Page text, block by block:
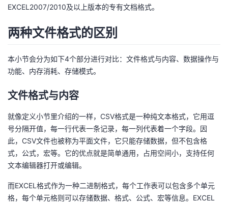
EXCEL2007/2010及以上版本的专有文档格式。
两种文件格式的区别
本小节会分为如下4个部分进行对比：文件格式与内容、数据操作与
功能、内存消耗、存储模式。
文件格式与内容
就像定义小节里介绍的一样，CSV格式是一种纯文本格式，它用逗
号分隔开值，每一行代表一条记录，每一列代表着一个字段。因
此，CSV文件也被称为平面文件，它只能存储数据，但不包含格
式，公式，宏等。它的优点就是简单通用，占用空间小，支持任何
文本编辑器打开或编辑。
而EXCEL格式作为一种二进制格式，每个工作表可以包含多个单元
格，每个单元格则可以存储数据、格式、公式、宏等信息。EXCEL